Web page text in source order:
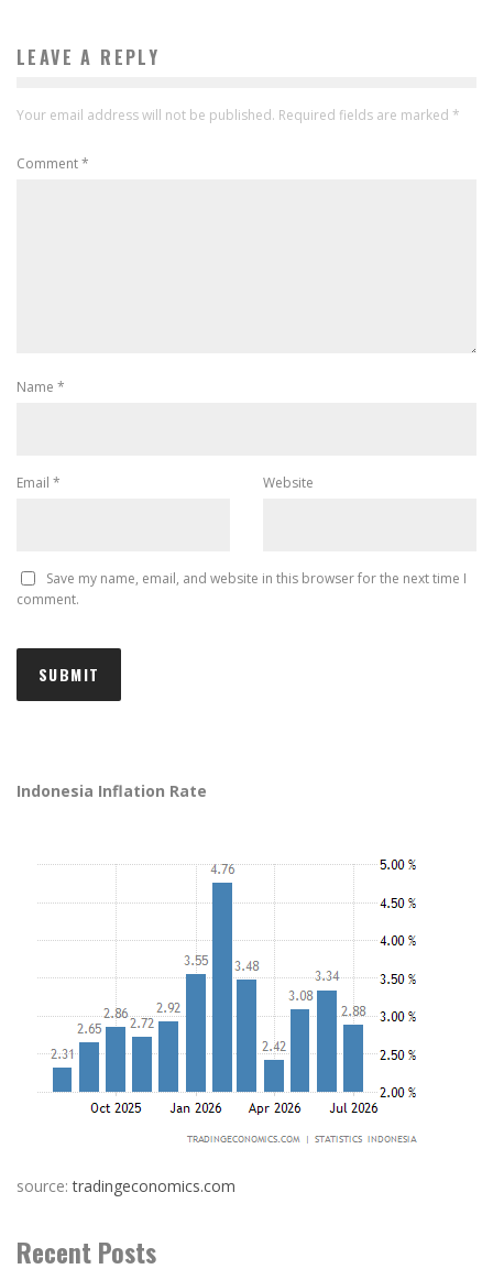
LEAVE A REPLY
Your email address will not be published. Required fields are marked *
Comment*
Name *
Email * Website
Save my name, email, and website in this browser for the next time I
comment.
Indonesia Inflation Rate
source:tradingeconomics.com
Recent Posts